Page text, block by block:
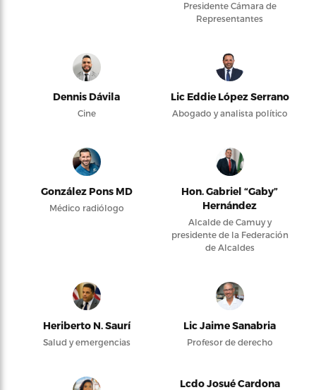
Presidente Cámara de
Representantes
Dennis Dávila
Cine
Lic Eddie López Serrano
Abogado y analista político
González Pons MD
Médico radiólogo
Hon. Gabriel “Gaby”
Hernández
Alcalde de Camuy y
presidente de la Federación
de Alcaldes
Heriberto N. Saurí
Salud y emergencias
Lic Jaime Sanabria
Profesor de derecho
Lcdo Josué Cardona